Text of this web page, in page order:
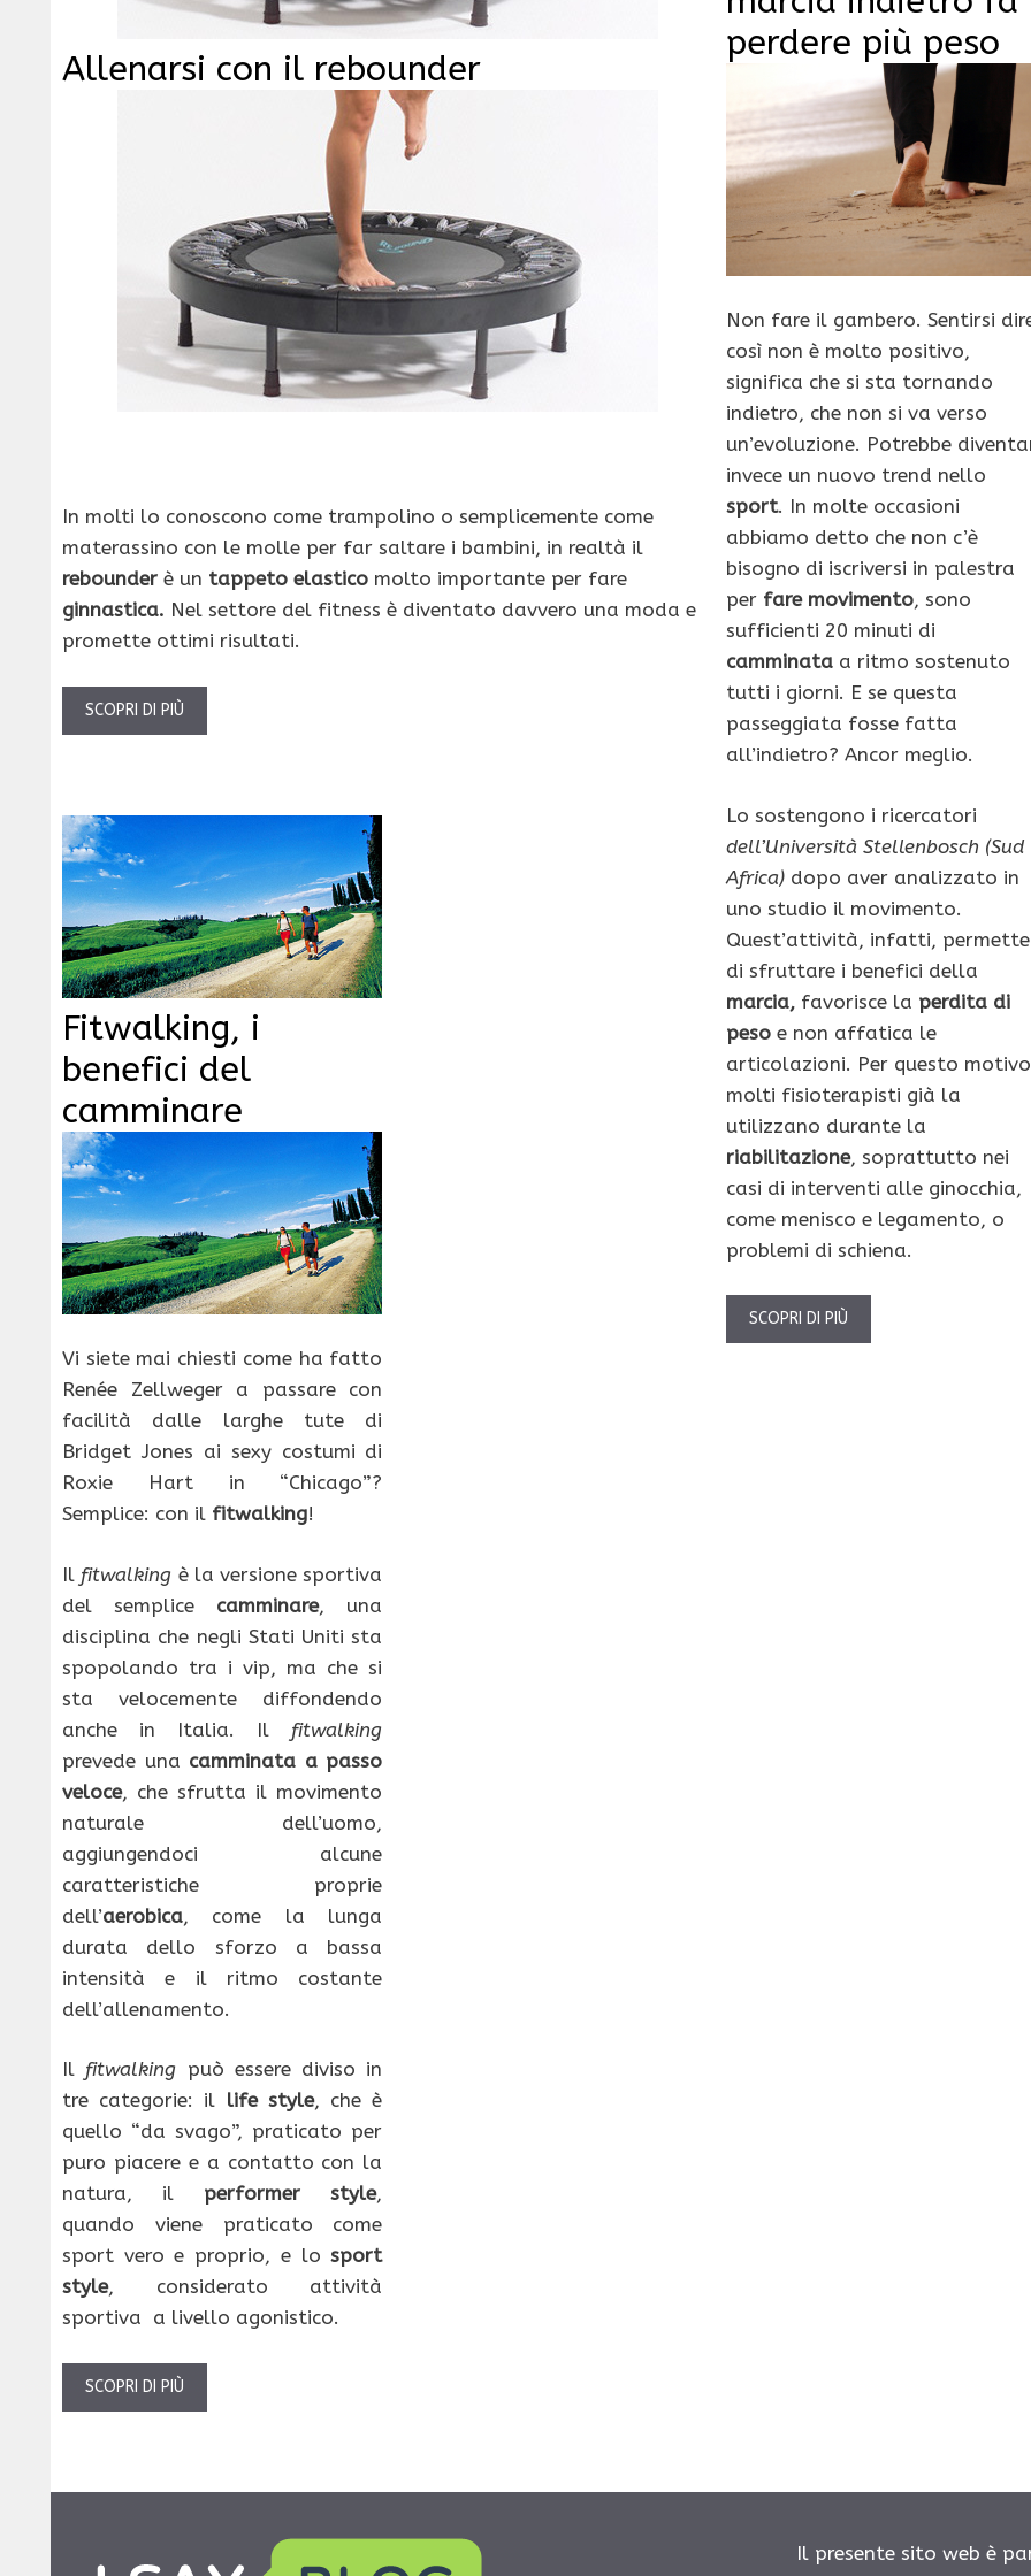
Allenarsi con il rebounder
In molti lo conoscono come trampolino o semplicemente come
materassino con le molle per far saltare i bambini, in realtà il
rebounder è un tappeto elastico molto importante per fare
ginnastica. Nel settore del fitness è diventato davvero una moda e
promette ottimi risultati.
SCOPRI DI PIÙ
perdere più peso
Non fare il gambero. Sentirsi
così non è molto positivo,
significa che si sta tornando
indietro, che non si va verso
un’evoluzione. Potrebbe
invece un nuovo trend nello
sport. In molte occasioni
abbiamo detto che non c’è
bisogno di iscriversi in palestra
per fare movimento, sono
sufficienti 20 minuti di
camminataa ritmo sostenuto
tutti i giorni. E se questa
passeggiata fosse fatta
all’indietro? Ancor meglio.
Lo sostengono i ricercatori
dell’Università Stellenbosch (Sud
Africa)dopo aver analizzato in
uno studio il movimento.
Quest’attività, infatti, permette
di sfruttare i benefici della
marcia,favorisce la perdita di
pesoe non affatica le
articolazioni. Per questo
molti fisioterapisti già la
utilizzano durante la
riabilitazione, soprattutto nei
casi di interventi alle ginocchia,
come menisco e legamento, o
problemi di schiena.
SCOPRI DI PIÙ
Fitwalking, i
benefici del
camminare
Vi siete mai chiesti come ha fatto
Renée Zellweger a passare con
facilità dalle larghe tute di
Bridget Jones ai sexy costumi di
Roxie Hart in “Chicago”?
Semplice: con il fitwalking!
Il fitwalking è la versione sportiva
del semplice camminare, una
disciplina che negli Stati Uniti sta
spopolando tra i vip, ma che si
sta velocemente diffondendo
anche in Italia. Il fitwalking
prevede una camminata a passo
veloce, che sfrutta il movimento
naturale dell’uomo,
aggiungendoci alcune
caratteristiche proprie
dell’aerobica, come la lunga
durata dello sforzo a bassa
intensità e il ritmo costante
dell’allenamento.
Il fitwalking può essere diviso in
tre categorie: il life style, che è
quello “da svago”, praticato per
puro piacere e a contatto con la
natura, il performer style,
quando viene praticato come
sport vero e proprio, e losport
style, considerato attività
sportiva a livello agonistico.
SCOPRI DI PIÙ
Il presente sito web è